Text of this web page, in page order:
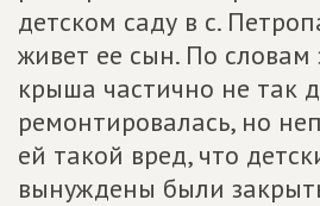
детском саду в с.
живет ее сын. По словам
крыша частично не так
ремонтировалась, но
ей такой вред, что
вынуждены были